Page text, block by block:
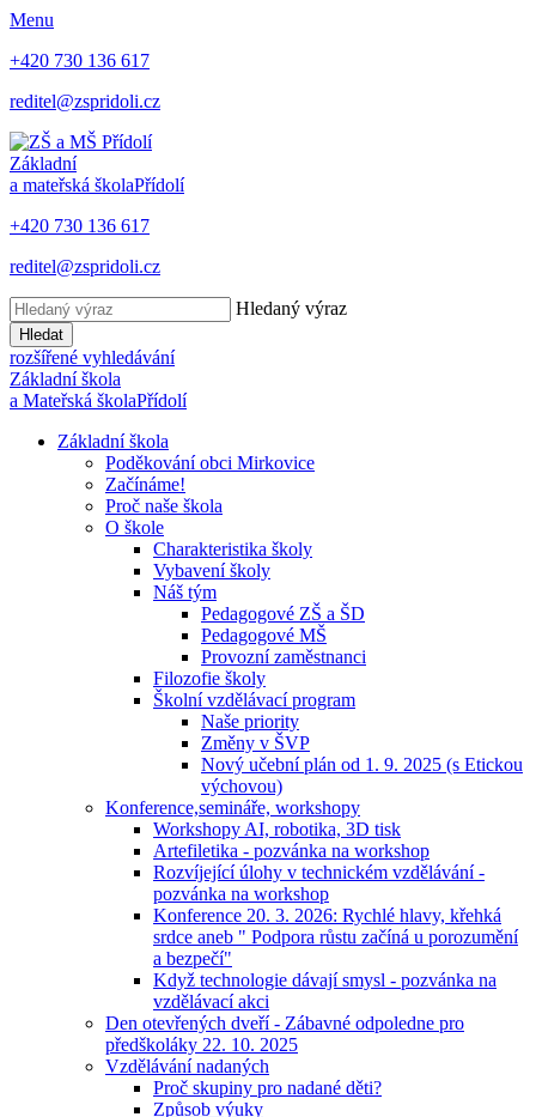
Menu
+420 730 136 617
reditel@zspridoli.cz
Základní
a mateřská školaPřídolí
+420 730 136 617
reditel@zspridoli.cz
Hledaný výraz
Hledat
rozšířené vyhledávání
Základní škola
a Mateřská školaPřídolí
Základní škola
Poděkování obci Mirkovice
Začínáme!
Proč naše škola
O škole
Charakteristika školy
Vybavení školy
Náš tým
Pedagogové ZŠ a ŠD
Pedagogové MŠ
Provozní zaměstnanci
Filozofie školy
Školní vzdělávací program
Naše priority
Změny v ŠVP
Nový učební plán od 1. 9. 2025 (s Etickou
výchovou)
Konference,semináře, workshopy
Workshopy AI, robotika, 3D tisk
Artefiletika - pozvánka na workshop
Rozvíjející úlohy v technickém vzdělávání -
pozvánka na workshop
Konference 20. 3. 2026: Rychlé hlavy, křehká
srdce aneb " Podpora růstu začíná u porozumění
a bezpečí"
Když technologie dávají smysl - pozvánka na
vzdělávací akci
Den otevřených dveří - Zábavné odpoledne pro
předškoláky 22. 10. 2025
Vzdělávání nadaných
Proč skupiny pro nadané děti?
Způsob výuky